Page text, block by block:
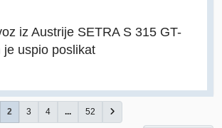
iz Austrije SETRA S 315 GT-
je uspio poslikat
2 3 4 ... 52